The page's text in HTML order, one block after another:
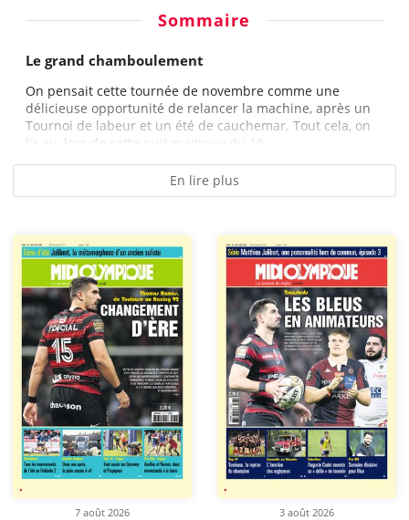
Sommaire
Le grand chamboulement
On pensait cette tournée de novembre comme une
délicieuse opportunité de relancer la machine, après un
Tournoi de labeur et un été de cauchemar. Tout cela, on
l’a eu, lors de cette nuit magique du 16...
En lire plus
7 août 2026 3 août 2026